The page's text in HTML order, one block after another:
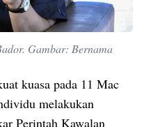
Gambar: Bernama
kuasa pada 11 Mac
melakukan
Perintah Kawalan